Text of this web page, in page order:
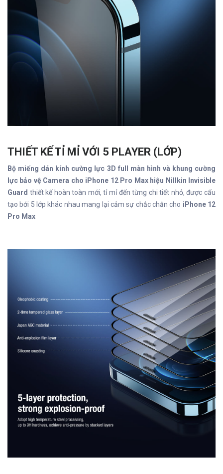
THIẾT KẾ TỈ MỈ VỚI 5 PLAYER (LỚP)
Bộ miếng dán kính cường lực 3D full màn hình và khung cường
lực bảo vệ Camera cho iPhone 12 Pro Max hiệu Nillkin Invisible
Guard thiết kế hoàn toàn mới, tỉ mỉ đến từng chi tiết nhỏ, được cấu
tạo bới 5 lớp khác nhau mang lại cảm sự chắc chắn cho iPhone 12
Pro Max